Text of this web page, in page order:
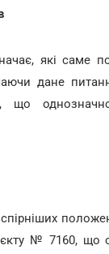
які саме
дане
що
№ 7160, що